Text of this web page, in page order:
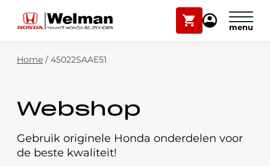
Winkelwagen
Mijn
Modellen
Over ons
Zoekfunctie
Plan onderhoud
Mijn Honda Welman
Home / 45022SAAE51
Webshop
Gebruik originele Honda onderdelen voor
de beste kwaliteit!